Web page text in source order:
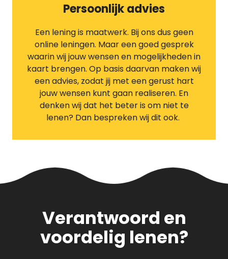
Persoonlijk advies
Een lening is maatwerk. Bij ons dus geen
online leningen. Maar een goed gesprek
waarin wij jouw wensen en mogelijkheden in
kaart brengen. Op basis daarvan maken wij
een advies, zodat jij met een gerust hart
jouw wensen kunt gaan realiseren. En
denken wij dat het beter is om niet te
lenen? Dan bespreken wij dit ook.
Verantwoord en
voordelig lenen?